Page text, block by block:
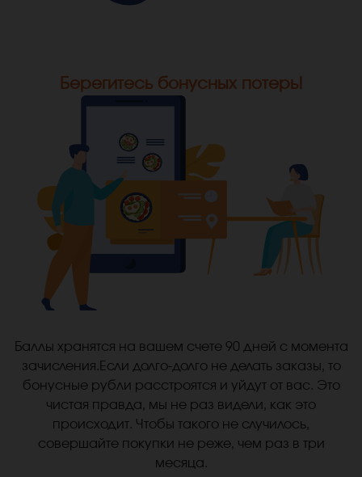
Берегитесь бонусных потерь!
Баллы хранятся на вашем счете 90 дней с момента
зачисления.Если долго-долго не делать заказы, то
бонусные рубли расстроятся и уйдут от вас. Это
чистая правда, мы не раз видели, как это
происходит. Чтобы такого не случилось,
совершайте покупки не реже, чем раз в три
месяца.